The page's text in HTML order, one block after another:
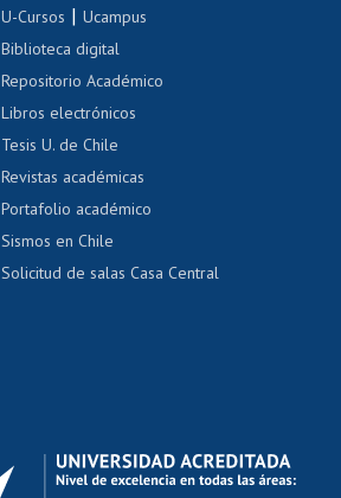
Cursos de español
U-Cursos |Ucampus
Biblioteca digital
Repositorio Académico
Libros electrónicos
Tesis U. de Chile
Revistas académicas
Portafolio académico
Sismos en Chile
Solicitud de salas Casa Central